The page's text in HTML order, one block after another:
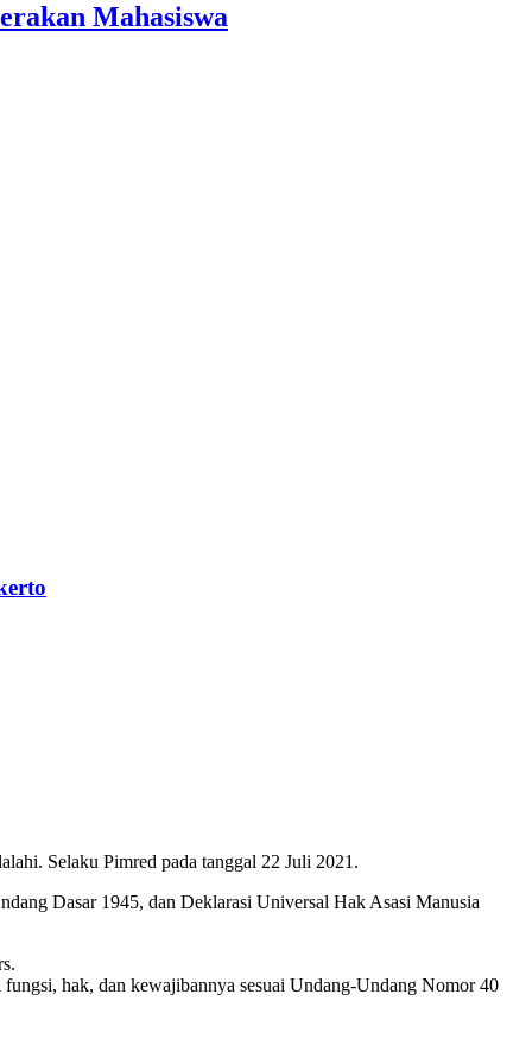
Mahasiswa
Selaku Pimred pada tanggal 22 Juli 2021.
Dasar 1945, dan Deklarasi Universal Hak Asasi Manusia
hak, dan kewajibannya sesuai Undang-Undang Nomor 40